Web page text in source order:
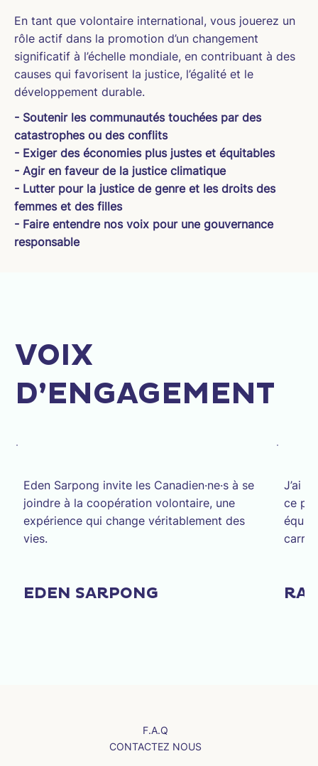
En tant que volontaire international, vous jouerez un
rôle actif dans la promotion d’un changement
significatif à l’échelle mondiale, en contribuant à des
causes qui favorisent la justice, l’égalité et le
développement durable.
- Soutenir les communautés touchées par des
catastrophes ou des conflits
- Exiger des économies plus justes et équitables
- Agir en faveur de la justice climatique
- Lutter pour la justice de genre et les droits des
femmes et des filles
- Faire entendre nos voix pour une gouvernance
responsable
VOIX
D’ENGAGEMENT
Eden Sarpong invite les Canadien·ne·s à se
joindre à la coopération volontaire, une
expérience qui change véritablement des
vies.
EDEN SARPONG
J’ai
ce
F.A.Q
CONTACTEZ NOUS